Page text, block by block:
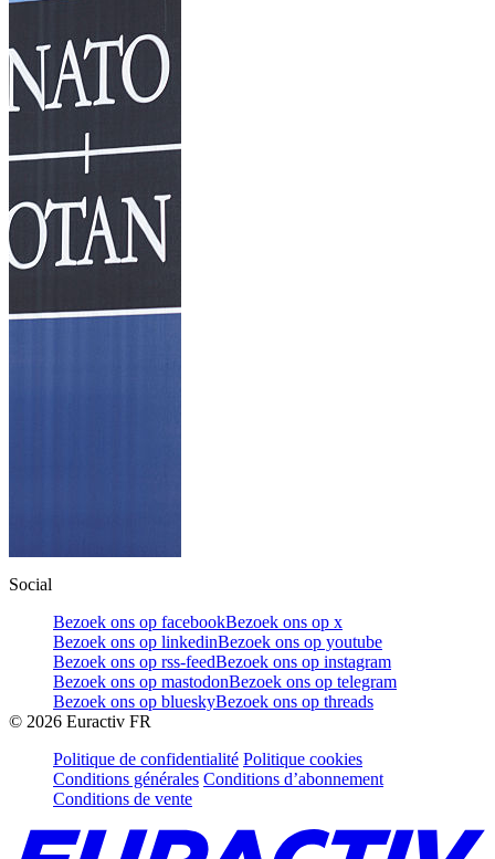
Social
Bezoek ons op facebookBezoek ons op x
Bezoek ons op linkedinBezoek ons op youtube
Bezoek ons op rss-feedBezoek ons op instagram
Bezoek ons op mastodonBezoek ons op telegram
Bezoek ons op blueskyBezoek ons op threads
© 2026 Euractiv FR
Politique de confidentialité Politique cookies
Conditions générales Conditions d’abonnement
Conditions de vente